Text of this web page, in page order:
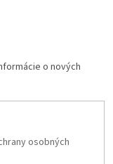
o nových
osobných